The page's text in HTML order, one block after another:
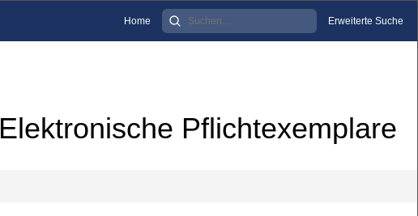
Home Erweiterte Suche
Elektronische Pflichtexemplare